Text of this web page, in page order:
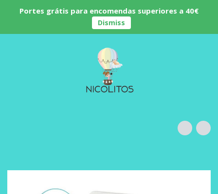
Portes grátis para encomendas superiores a 40€
Dismiss